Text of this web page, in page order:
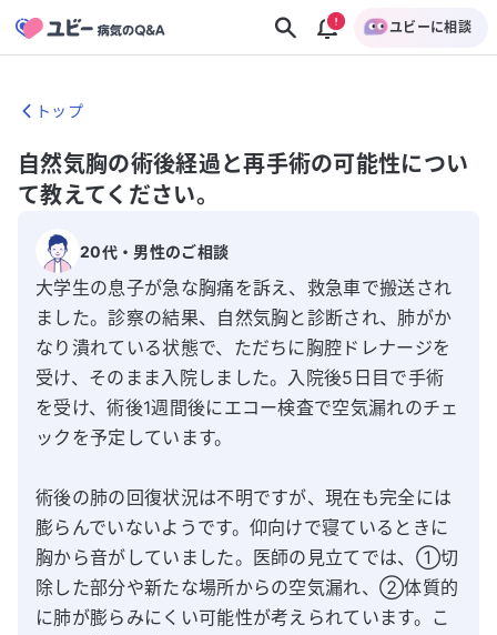
ユビーに相談
トップ
自然気胸の術後経過と再手術の可能性につい
て教えてください。
20代・ 男性のご相談
大学生の息子が急な胸痛を訴え、救急車で搬送され
ました。診察の結果、自然気胸と診断され、肺がか
なり潰れている状態で、ただちに胸腔ドレナージを
受け、そのまま入院しました。入院後5日目で手術
を受け、術後1週間後にエコー検査で空気漏れのチェ
ックを予定しています。
術後の肺の回復状況は不明ですが、現在も完全には
膨らんでいないようです。仰向けで寝ているときに
胸から音がしていました。医師の見立てでは、①切
除した部分や新たな場所からの空気漏れ、②体質的
に肺が膨らみにくい可能性が考えられています。こ